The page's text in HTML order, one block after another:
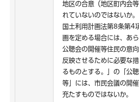
地区の合意（地区町内会
れていないのではないか。
国土利用計画法第8条第4
画を定める場合には、あら
公聴会の開催等住民の意
反映させるために必要な
るものとする。」の「公
等」には、市民会議の開
充たすものではないか。